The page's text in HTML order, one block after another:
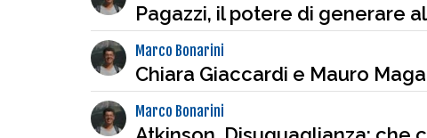
Pagazzi, il potere di generare
Marco Bonarini
Chiara Giaccardi e Mauro
Marco Bonarini